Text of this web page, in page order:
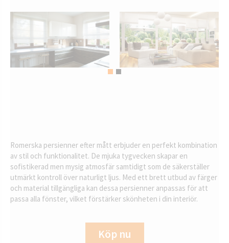
Romerska persienner efter mått erbjuder en perfekt kombination
av stil och funktionalitet. De mjuka tygvecken skapar en
sofistikerad men mysig atmosfär samtidigt som de säkerställer
utmärkt kontroll över naturligt ljus. Med ett brett utbud av färger
och material tillgängliga kan dessa persienner anpassas för att
passa alla fönster, vilket förstärker skönheten i din interiör.
Köp nu